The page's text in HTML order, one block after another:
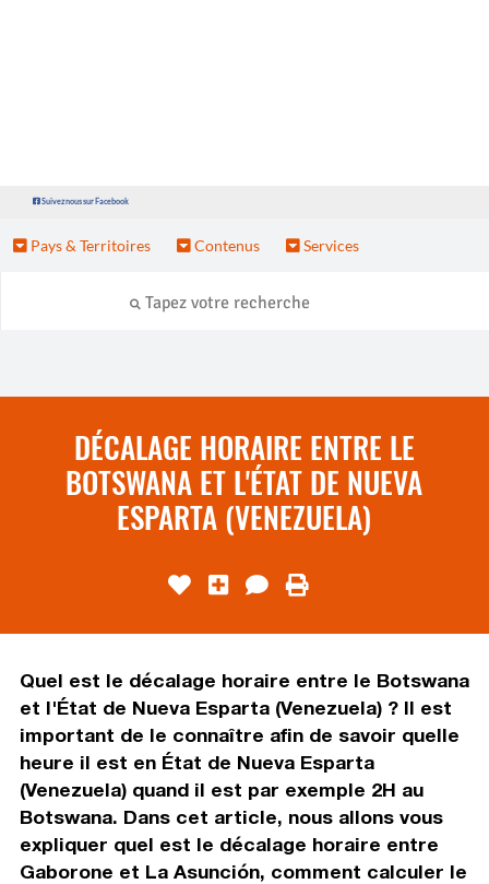
Suivez nous sur Facebook
Pays & Territoires Contenus Services
DÉCALAGE HORAIRE ENTRE LE
BOTSWANA ET L'ÉTAT DE NUEVA
ESPARTA (VENEZUELA)
Quel est le décalage horaire entre le Botswana
et l'État de Nueva Esparta (Venezuela) ? Il est
important de le connaître afin de savoir quelle
heure il est en État de Nueva Esparta
(Venezuela) quand il est par exemple 2H au
Botswana. Dans cet article, nous allons vous
expliquer quel est le décalage horaire entre
Gaborone et La Asunción, comment calculer le